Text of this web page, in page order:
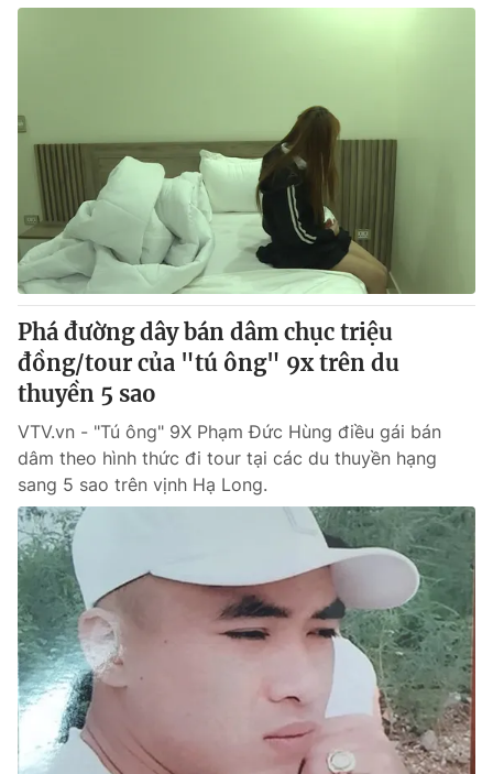
Phá đường dây bán dâm chục triệu
đồng/tour của "tú ông" 9x trên du
thuyền 5 sao
VTV.vn - "Tú ông" 9X Phạm Đức Hùng điều gái bán
dâm theo hình thức đi tour tại các du thuyền hạng
sang 5 sao trên vịnh Hạ Long.